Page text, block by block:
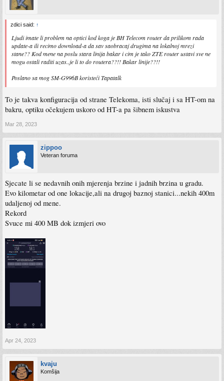
zdici said: ↑
Ljudi imate li problem na optici kod koga je BH Telecom router da prilikom rada
update-a ili recimo download-a da sav saobracaj drugima na lokalnoj mrezi
stane?? Kod mene na poslu stara linija bakar i cim je tako ZTE router ustavi sve ne
mogu ostali raditi uzas..je li to do routera??!! Bakar linije??!!
Poslano sa mog SM-G996B koristeći Tapatalk
To je takva konfiguracija od strane Telekoma, isti slučaj i sa HT-om na
bakru, optiku očekujem uskoro od HT-a pa šibnem iskustva
Mar 28, 2023
zippoo
Veteran foruma
Sjecate li se nedavnih onih mjerenja brzine i jadnih brzina u gradu.
Evo kilometar od one lokacije,ali na drugoj baznoj stanici...nekih 400m
udaljenoj od mene.
Rekord
Svuce mi 400 MB dok izmjeri ovo
Apr 24, 2023
kvaju
Komšija